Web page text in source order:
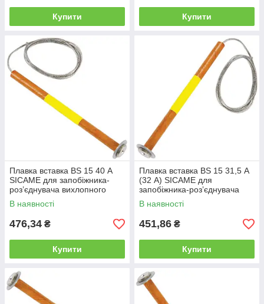
Купити Купити
Плавка вставка BS 15 40 А
SICAME для запобіжника-
роз’єднувача вихлопного
типу, нитка запобіжника
В наявності
476,34 ₴
Купити
Плавка вставка BS 15 31,5 А
(32 А) SICAME для
запобіжника-роз’єднувача
вихлопного типу, нитка
запобіжника
В наявності
451,86 ₴
Купити